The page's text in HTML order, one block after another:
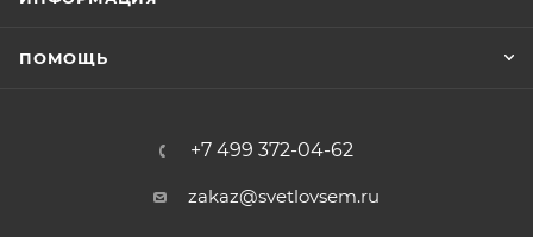
ПОМОЩЬ
+7 499 372-04-62
zakaz@svetlovsem.ru